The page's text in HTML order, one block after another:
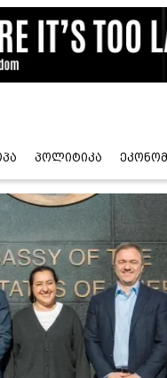
პოლიტიკა